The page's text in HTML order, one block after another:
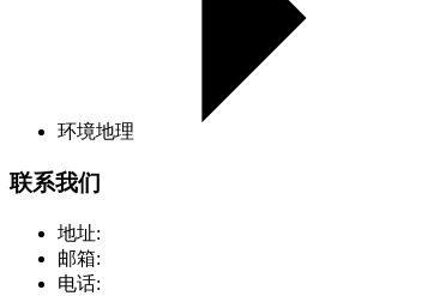
环境地理
联系我们
地址:
邮箱:
电话: